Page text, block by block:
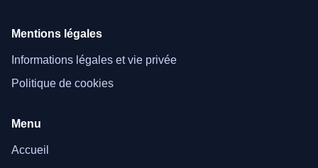
Mentions légales
Informations légales et vie privée
Politique de cookies
Menu
Accueil